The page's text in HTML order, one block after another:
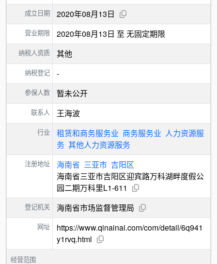
成立日期 2020年08月13日
营业期限 2020年08月13日 至 无固定期限
纳税人资质 其他
纳税登记 -
参保人数 暂未公开
联系人 王海波
行业 租赁和商务服务业 商务服务业 人力资源服
务 其他人力资源服务
注册地址 海南省 三亚市 吉阳区
海南省三亚市吉阳区迎宾路万科湖畔度假公
园二期万科里L1-611
登记机关 海南省市场监督管理局
网址
https://www.qinainai.com/com/detail/6q941
y1rvq.html
经营范围